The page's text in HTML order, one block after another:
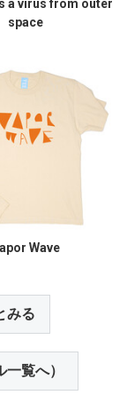
a virus from outer
space
Wave
みる
覧へ）